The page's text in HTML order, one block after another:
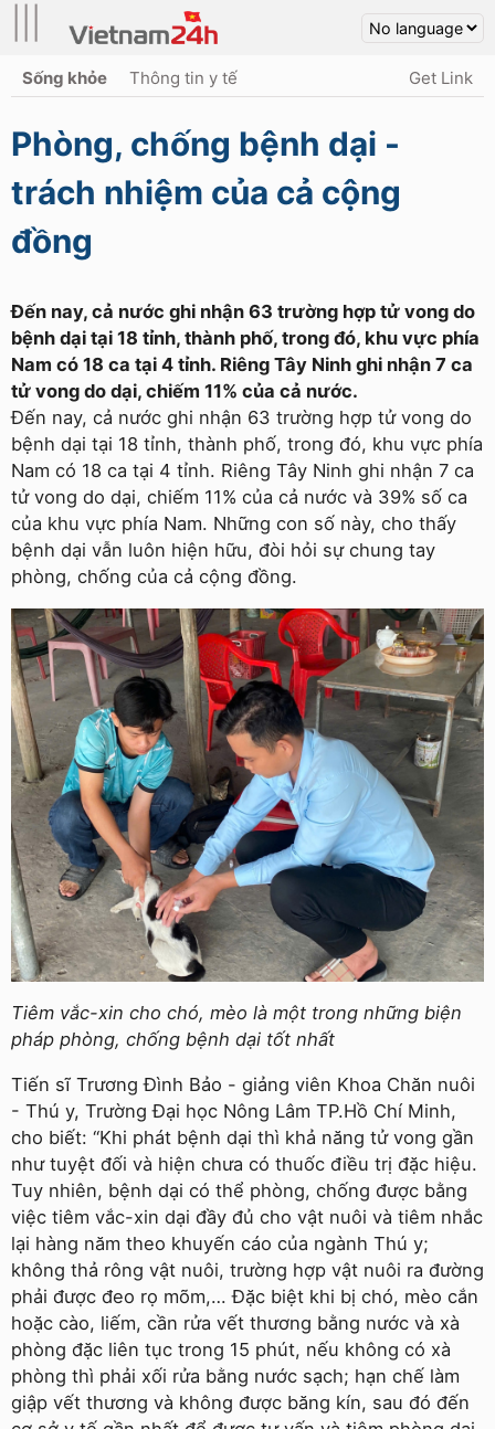
Sống khỏe Thông tin y tế Get Link
Phòng, chống bệnh dại -
trách nhiệm của cả cộng
đồng
Đến nay, cả nước ghi nhận 63 trường hợp tử vong do
bệnh dại tại 18 tỉnh, thành phố, trong đó, khu vực phía
Nam có 18 ca tại 4 tỉnh. Riêng Tây Ninh ghi nhận 7 ca
tử vong do dại, chiếm 11% của cả nước.
Đến nay, cả nước ghi nhận 63 trường hợp tử vong do
bệnh dại tại 18 tỉnh, thành phố, trong đó, khu vực phía
Nam có 18 ca tại 4 tỉnh. Riêng Tây Ninh ghi nhận 7 ca
tử vong do dại, chiếm 11% của cả nước và 39% số ca
của khu vực phía Nam. Những con số này, cho thấy
bệnh dại vẫn luôn hiện hữu, đòi hỏi sự chung tay
phòng, chống của cả cộng đồng.
Tiêm vắc-xin cho chó, mèo là một trong những biện
pháp phòng, chống bệnh dại tốt nhất
Tiến sĩ Trương Đình Bảo - giảng viên Khoa Chăn nuôi
- Thú y, Trường Đại học Nông Lâm TP.Hồ Chí Minh,
cho biết: “Khi phát bệnh dại thì khả năng tử vong gần
như tuyệt đối và hiện chưa có thuốc điều trị đặc hiệu.
Tuy nhiên, bệnh dại có thể phòng, chống được bằng
việc tiêm vắc-xin dại đầy đủ cho vật nuôi và tiêm nhắc
lại hàng năm theo khuyến cáo của ngành Thú y;
không thả rông vật nuôi, trường hợp vật nuôi ra đường
phải được đeo rọ mõm,… Đặc biệt khi bị chó, mèo cắn
hoặc cào, liếm, cần rửa vết thương bằng nước và xà
phòng đặc liên tục trong 15 phút, nếu không có xà
phòng thì phải xối rửa bằng nước sạch; hạn chế làm
giập vết thương và không được băng kín, sau đó đến